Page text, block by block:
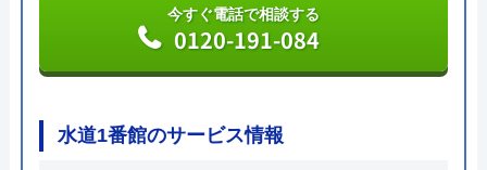
電話で「ホームページを見た」と伝えるだけで3,000
円割引なので、相談する際は電話で相談し、忘れず
今すぐ電話で相談する
0120-191-084
水道1番館のサービス情報